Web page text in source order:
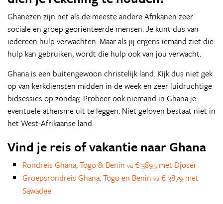
Ghanezen zijn net als de meeste andere Afrikanen zeer
sociale en groep georiënteerde mensen. Je kunt dus van
iedereen hulp verwachten. Maar als jij ergens iemand ziet die
hulp kan gebruiken, wordt die hulp ook van jou verwacht.
Ghana is een buitengewoon christelijk land. Kijk dus niet gek
op van kerkdiensten midden in de week en zeer luidruchtige
bidsessies op zondag. Probeer ook niemand in Ghana je
eventuele atheïsme uit te leggen. Niet geloven bestaat niet in
het West-Afrikaanse land.
Vind je reis of vakantie naar Ghana
Rondreis Ghana, Togo & Benin va € 3895 met Djoser
Groepsrondreis Ghana, Togo en Benin va € 3879 met
Sawadee